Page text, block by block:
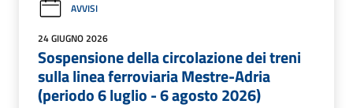
AVVISI
24 GIUGNO 2026
Sospensione della circolazione dei treni
sulla linea ferroviaria Mestre-Adria
(periodo 6 luglio - 6 agosto 2026)